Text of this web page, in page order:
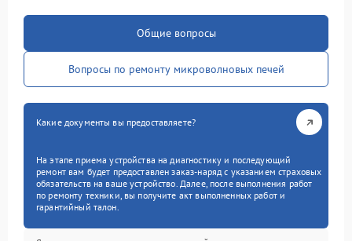
Общие вопросы
Вопросы по ремонту микроволновых печей
Какие документы вы предоставляете?
На этапе приема устройства на диагностику и последующий
ремонт вам будет предоставлен заказ-наряд с указанием страховых
обязательств на ваше устройство. Далее, после выполнения работ
по ремонту техники, вы получите акт выполненных работ и
гарантийный талон.